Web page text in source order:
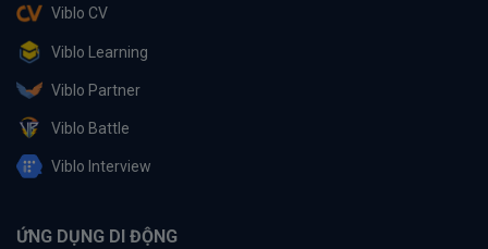
Viblo CV
Viblo Learning
Viblo Partner
Viblo Battle
Viblo Interview
ỨNG DỤNG DI ĐỘNG